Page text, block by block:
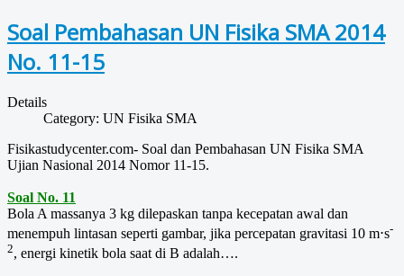
Soal Pembahasan UN Fisika SMA 2014
No. 11-15
Details
Category: UN Fisika SMA
Fisikastudycenter.com- Soal dan Pembahasan UN Fisika SMA
Ujian Nasional 2014 Nomor 11-15.
Soal No. 11
Bola A massanya 3 kg dilepaskan tanpa kecepatan awal dan
menempuh lintasan seperti gambar, jika percepatan gravitasi 10 m⋅s-
2, energi kinetik bola saat di B adalah….